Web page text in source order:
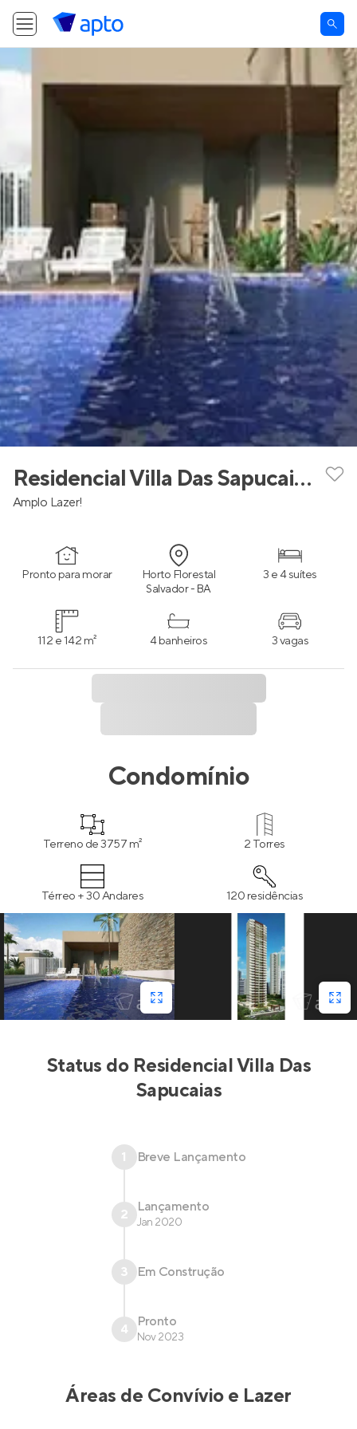
Residencial Villa Das Sapucaias
Amplo Lazer!
Pronto para morar Horto Florestal
Salvador - BA
3 e 4 suítes
112 e 142 m² 4 banheiros 3 vagas
Condomínio
Terreno de 3757 m² 2 Torres
Térreo + 30 Andares 120 residências
Status do Residencial Villa Das
Sapucaias
1 Breve Lançamento
2 Lançamento
Jan 2020
3 Em Construção
4 Pronto
Nov 2023
Áreas de Convívio e Lazer